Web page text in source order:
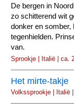
De bergen in
zo schitterend wit
donker en somber,
tegenhielden.
van.
Sprookje | Italië | ca.
Het mirte-takje
Volkssprookje | Italië